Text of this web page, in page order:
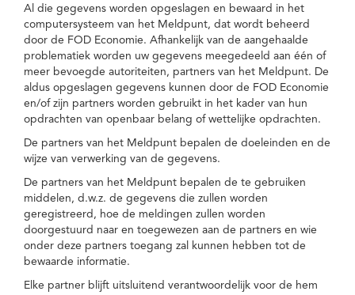
Al die gegevens worden opgeslagen en bewaard in het
computersysteem van het Meldpunt, dat wordt beheerd
door de FOD Economie. Afhankelijk van de aangehaalde
problematiek worden uw gegevens meegedeeld aan één of
meer bevoegde autoriteiten, partners van het Meldpunt. De
aldus opgeslagen gegevens kunnen door de FOD Economie
en/of zijn partners worden gebruikt in het kader van hun
opdrachten van openbaar belang of wettelijke opdrachten.
De partners van het Meldpunt bepalen de doeleinden en de
wijze van verwerking van de gegevens.
De partners van het Meldpunt bepalen de te gebruiken
middelen, d.w.z. de gegevens die zullen worden
geregistreerd, hoe de meldingen zullen worden
doorgestuurd naar en toegewezen aan de partners en wie
onder deze partners toegang zal kunnen hebben tot de
bewaarde informatie.
Elke partner blijft uitsluitend verantwoordelijk voor de hem